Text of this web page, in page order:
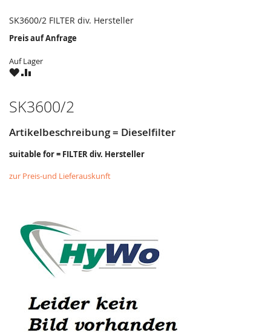
SK3600/2 FILTER div. Hersteller
Preis auf Anfrage
Auf Lager
ZUZU
SK3600/2
Artikelbeschreibung = Dieselfilter
suitable for = FILTER div. Hersteller
zur Preis-und Lieferauskunft